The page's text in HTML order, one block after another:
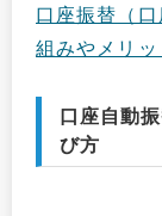
口座振替（
組みやメリッ
口座自動
び方